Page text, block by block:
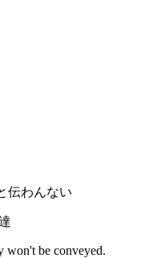
伝わんない
won't be conveyed.